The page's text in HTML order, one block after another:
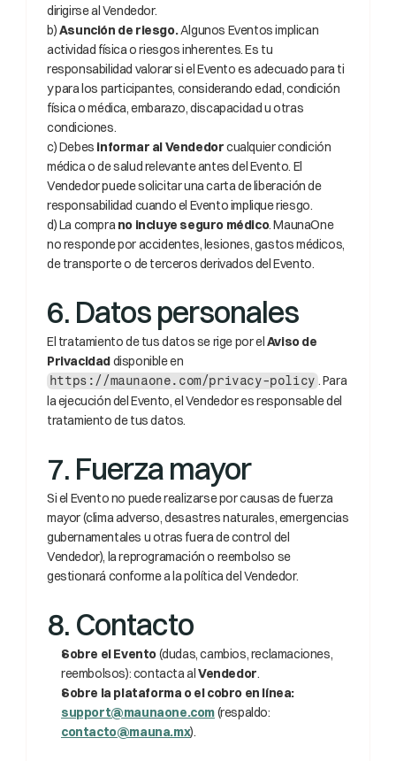
dirigirse al Vendedor.
b) Asunción de riesgo. Algunos Eventos implican
actividad física o riesgos inherentes. Es tu
responsabilidad valorar si el Evento es adecuado para ti
y para los participantes, considerando edad, condición
física o médica, embarazo, discapacidad u otras
condiciones.
c) Debes informar al Vendedor cualquier condición
médica o de salud relevante antes del Evento. El
Vendedor puede solicitar una carta de liberación de
responsabilidad cuando el Evento implique riesgo.
d) La compra no incluye seguro médico. MaunaOne
no responde por accidentes, lesiones, gastos médicos,
de transporte o de terceros derivados del Evento.
6. Datos personales
El tratamiento de tus datos se rige por el Aviso de
Privacidad
https://maunaone.com/privacy-policy . Para
la ejecución del Evento, el Vendedor es responsable del
tratamiento de tus datos.
7. Fuerza mayor
Si el Evento no puede realizarse por causas de fuerza
mayor (clima adverso, desastres naturales, emergencias
gubernamentales u otras fuera de control del
Vendedor), la reprogramación o reembolso se
gestionará conforme a la política del Vendedor.
8. Contacto
Sobre el Evento (dudas, cambios, reclamaciones,
reembolsos): contacta al Vendedor.
Sobre la plataforma o el cobro en línea:
support@maunaone.com
contacto@mauna.mx).